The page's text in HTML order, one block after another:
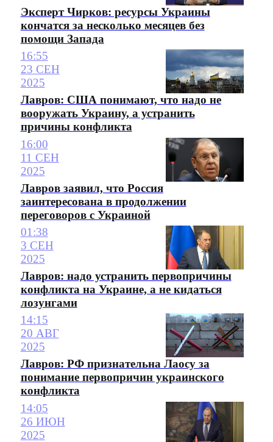
Эксперт Чирков: ресурсы Украины
кончатся за несколько месяцев без
помощи Запада
16:55
23 СЕН
2025
Лавров: США понимают, что надо не
вооружать Украину, а устранить
причины конфликта
16:00
11 СЕН
2025
Лавров заявил, что Россия
заинтересована в продолжении
переговоров с Украиной
01:38
3 СЕН
2025
Лавров: надо устранить первопричины
конфликта на Украине, а не кидаться
лозунгами
14:15
20 АВГ
2025
Лавров: РФ признательна Лаосу за
понимание первопричин украинского
конфликта
14:05
26 ИЮН
2025